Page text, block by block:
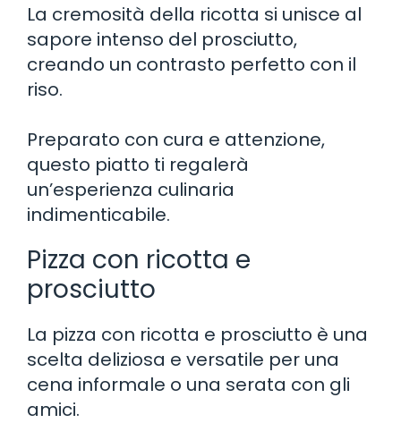
La cremosità della ricotta si unisce al
sapore intenso del prosciutto,
creando un contrasto perfetto con il
riso.
Preparato con cura e attenzione,
questo piatto ti regalerà
un’esperienza culinaria
indimenticabile.
Pizza con ricotta e
prosciutto
La pizza con ricotta e prosciutto è una
scelta deliziosa e versatile per una
cena informale o una serata con gli
amici.